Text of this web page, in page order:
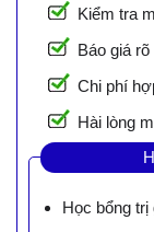
Kiểm tra
Báo giá rõ
Chi phí
Hài lòng
Học bổng trị